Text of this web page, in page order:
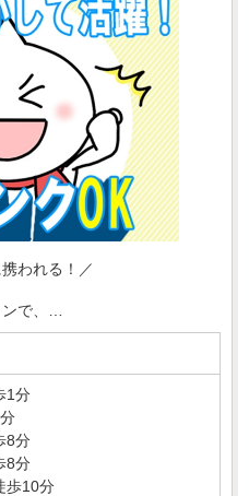
われる！／
で、
1分
8分
8分
歩10分